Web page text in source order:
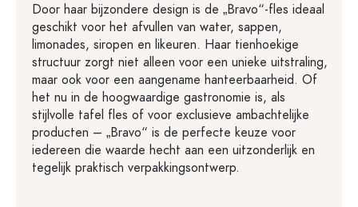
Door haar bijzondere design is de „Bravo“-fles ideaal
geschikt voor het afvullen van water, sappen,
limonades, siropen en likeuren. Haar tienhoekige
structuur zorgt niet alleen voor een unieke uitstraling,
maar ook voor een aangename hanteerbaarheid. Of
het nu in de hoogwaardige gastronomie is, als
stijlvolle tafel fles of voor exclusieve ambachtelijke
producten – „Bravo“ is de perfecte keuze voor
iedereen die waarde hecht aan een uitzonderlijk en
tegelijk praktisch verpakkingsontwerp.